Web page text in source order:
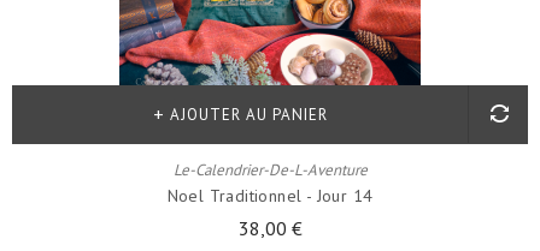
Le-Calendrier-De-L-Aventure
Noel Traditionnel - Jour 14
38,00 €
AJOUTER AU PANIER